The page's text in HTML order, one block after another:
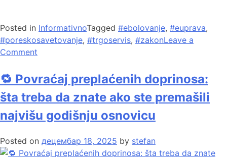
Posted in InformativnoTagged #ebolovanje, #euprava,
#poreskosavetovanje, #trgoservis, #zakonLeave a
Comment
🔁 Povraćaj preplaćenih doprinosa:
šta treba da znate ako ste premašili
najvišu godišnju osnovicu
Posted on децембар 18, 2025 by stefan